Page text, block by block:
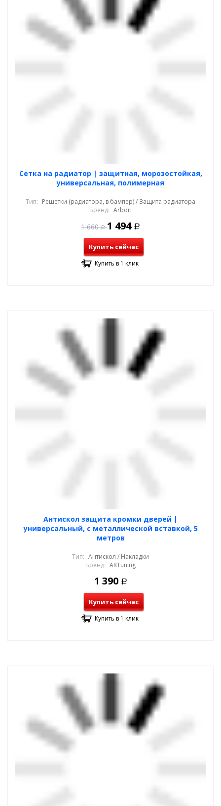
Cетка на радиатор | защитная, морозостойкая,
универсальная, полимерная
Тип: Решетки (радиатора, в бампер) / Защита радиатора
Бренд: Arbori
1 660 Р 1 494 Р
Купить сейчас
Купить в 1 клик
Антискол защита кромки дверей |
универсальный, с металлической вставкой, 5
метров
Тип: Антискол / Накладки
Бренд: ARTuning
1 390 Р
Купить сейчас
Купить в 1 клик